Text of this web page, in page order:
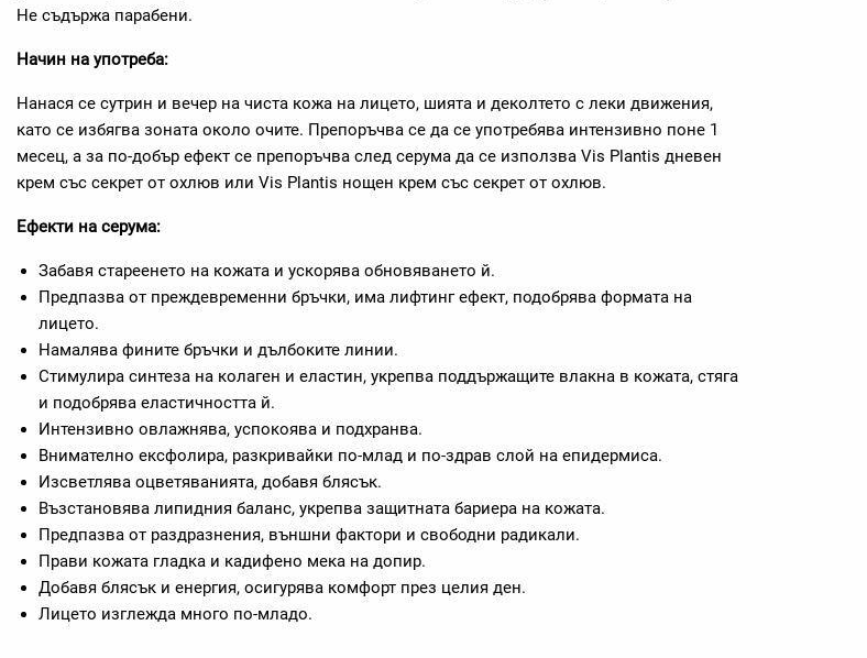
Не съдържа парабени.
Начин на употреба:
Нанася се сутрин и вечер на чиста кожа на лицето, шията и деколтето с леки движения,
като се избягва зоната около очите. Препоръчва се да се употребява интензивно поне 1
месец, а за по-добър ефект се препоръчва след серума да се използва Vis Plantis дневен
крем със секрет от охлюв или Vis Plantis нощен крем със секрет от охлюв.
Ефекти на серума:
Забавя стареенето на кожата и ускорява обновяването й.
Предпазва от преждевременни бръчки, има лифтинг ефект, подобрява формата на
лицето.
Намалява фините бръчки и дълбоките линии.
Стимулира синтеза на колаген и еластин, укрепва поддържащите влакна в кожата, стяга
и подобрява еластичността й.
Интензивно овлажнява, успокоява и подхранва.
Внимателно ексфолира, разкривайки по-млад и по-здрав слой на епидермиса.
Изсветлява оцветяванията, добавя блясък.
Възстановява липидния баланс, укрепва защитната бариера на кожата.
Предпазва от раздразнения, външни фактори и свободни радикали.
Прави кожата гладка и кадифено мека на допир.
Добавя блясък и енергия, осигурява комфорт през целия ден.
Лицето изглежда много по-младо.